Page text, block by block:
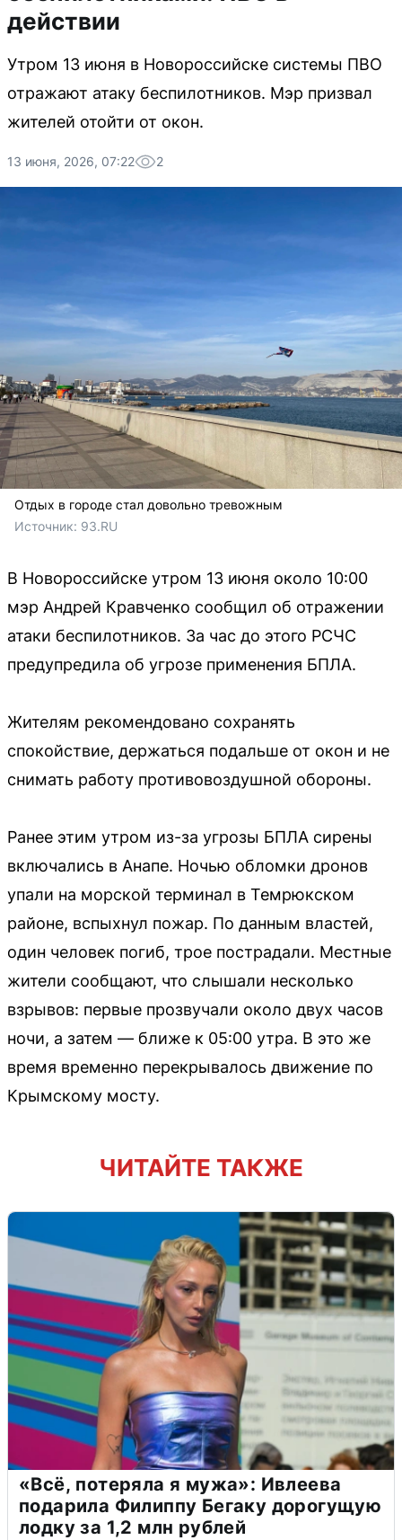
действии
Утром 13 июня в Новороссийске системы ПВО
отражают атаку беспилотников. Мэр призвал
жителей отойти от окон.
13 июня, 2026, 07:22 2
Отдых в городе стал довольно тревожным
Источник: 93.RU
В Новороссийске утром 13 июня около 10:00
мэр Андрей Кравченко сообщил об отражении
атаки беспилотников. За час до этого РСЧС
предупредила об угрозе применения БПЛА.
Жителям рекомендовано сохранять
спокойствие, держаться подальше от окон и не
снимать работу противовоздушной обороны.
Ранее этим утром из-за угрозы БПЛА сирены
включались в Анапе. Ночью обломки дронов
упали на морской терминал в Темрюкском
районе, вспыхнул пожар. По данным властей,
один человек погиб, трое пострадали. Местные
жители сообщают, что слышали несколько
взрывов: первые прозвучали около двух часов
ночи, а затем — ближе к 05:00 утра. В это же
время временно перекрывалось движение по
Крымскому мосту.
ЧИТАЙТЕ ТАКЖЕ
«Всё, потеряла я мужа»: Ивлеева
подарила Филиппу Бегаку дорогущую
лодку за 1,2 млн рублей